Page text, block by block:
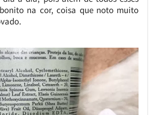
na cor, coisa que noto muito